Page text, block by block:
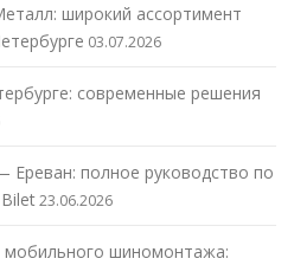
широкий ассортимент
03.07.2026
современные решения
Ереван: полное руководство по
23.06.2026
шиномонтажа: